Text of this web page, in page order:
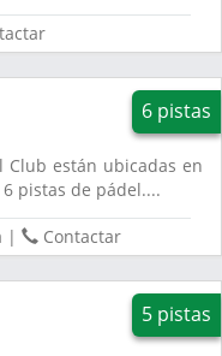
6 pistas
Club están ubicadas en
pistas de pádel....
| Contactar
5 pistas